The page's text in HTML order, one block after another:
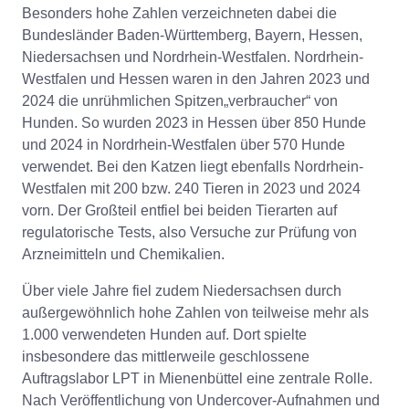
Besonders hohe Zahlen verzeichneten dabei die
Bundesländer Baden-Württemberg, Bayern, Hessen,
Niedersachsen und Nordrhein-Westfalen. Nordrhein-
Westfalen und Hessen waren in den Jahren 2023 und
2024 die unrühmlichen Spitzen„verbraucher“ von
Hunden. So wurden 2023 in Hessen über 850 Hunde
und 2024 in Nordrhein-Westfalen über 570 Hunde
verwendet. Bei den Katzen liegt ebenfalls Nordrhein-
Westfalen mit 200 bzw. 240 Tieren in 2023 und 2024
vorn. Der Großteil entfiel bei beiden Tierarten auf
regulatorische Tests, also Versuche zur Prüfung von
Arzneimitteln und Chemikalien.
Über viele Jahre fiel zudem Niedersachsen durch
außergewöhnlich hohe Zahlen von teilweise mehr als
1.000 verwendeten Hunden auf. Dort spielte
insbesondere das mittlerweile geschlossene
Auftragslabor LPT in Mienenbüttel eine zentrale Rolle.
Nach Veröffentlichung von Undercover-Aufnahmen und